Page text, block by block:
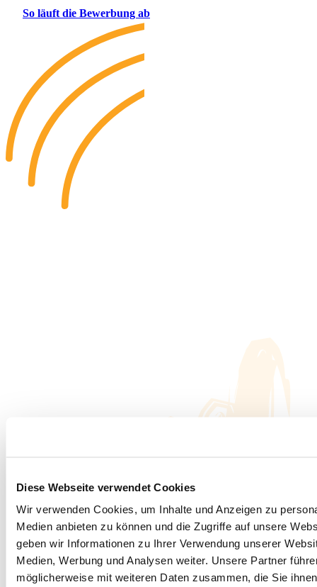
Diese Webseite verwendet Cookies
Wir verwenden Cookies, um Inhalte und Anzeigen zu
Medien anbieten zu können und die Zugriffe auf unsere
geben wir Informationen zu Ihrer Verwendung unserer
Medien, Werbung und Analysen weiter. Unsere Partner
möglicherweise mit weiteren Daten zusammen, die Sie
So läuft die Bewerbung ab